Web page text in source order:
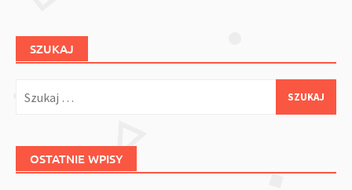
SZUKAJ
OSTATNIE WPISY